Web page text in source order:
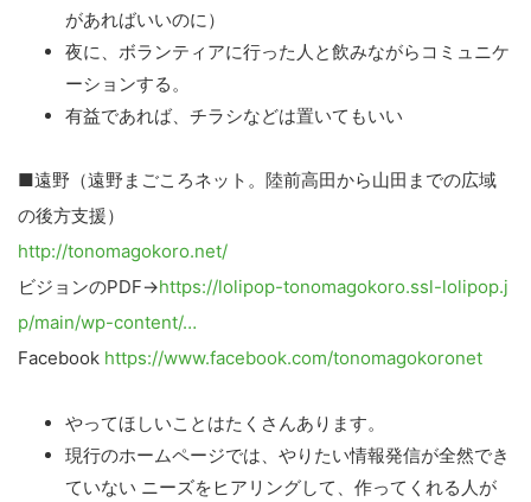
があればいいのに）
夜に、ボランティアに行った人と飲みながらコミュニケ
ーションする。
有益であれば、チラシなどは置いてもいい
■遠野（遠野まごころネット。陸前高田から山田までの広域
の後方支援）
http://tonomagokoro.net/
ビジョンのPDF→https://lolipop-tonomagokoro.ssl-lolipop.j
p/main/wp-content/…
Facebook https://www.facebook.com/tonomagokoronet
やってほしいことはたくさんあります。
現行のホームページでは、やりたい情報発信が全然でき
ていない ニーズをヒアリングして、作ってくれる人が